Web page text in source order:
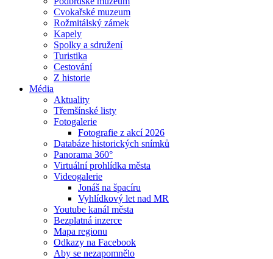
Cvokařské muzeum
Rožmitálský zámek
Kapely
Spolky a sdružení
Turistika
Cestování
Z historie
Média
Aktuality
Třemšínské listy
Fotogalerie
Fotografie z akcí 2026
Databáze historických snímků
Panorama 360°
Virtuální prohlídka města
Videogalerie
Jonáš na špacíru
Vyhlídkový let nad MR
Youtube kanál města
Bezplatná inzerce
Mapa regionu
Odkazy na Facebook
Aby se nezapomnělo